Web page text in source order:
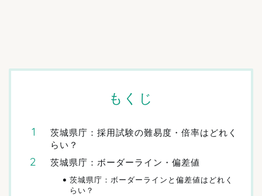
もくじ
茨城県庁：採用試験の難易度・倍率はどれく
らい？
茨城県庁：ボーダーライン・偏差値
茨城県庁：ボーダーラインと偏差値はどれく
らい？